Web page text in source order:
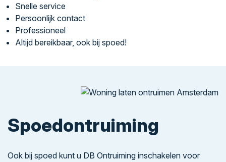
Snelle service
Persoonlijk contact
Professioneel
Altijd bereikbaar, ook bij spoed!
Spoedontruiming
Ook bij spoed kunt u DB Ontruiming inschakelen voor